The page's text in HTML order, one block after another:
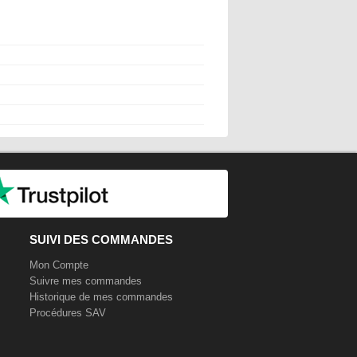
SUIVI DES COMMANDES
Mon Compte
Suivre mes commandes
Historique de mes commandes
Procédures SAV